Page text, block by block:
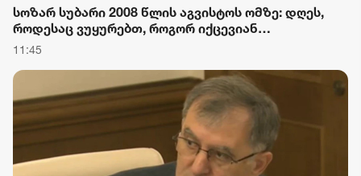
სოზარ სუბარი 2008 წლის აგვისტოს ომზე: დღეს,
როდესაც ვუყურებთ, როგორ იქცევიან
საქართველოში მოქმედი უცხოური აგენტურა და
დაკვეთა
11:45